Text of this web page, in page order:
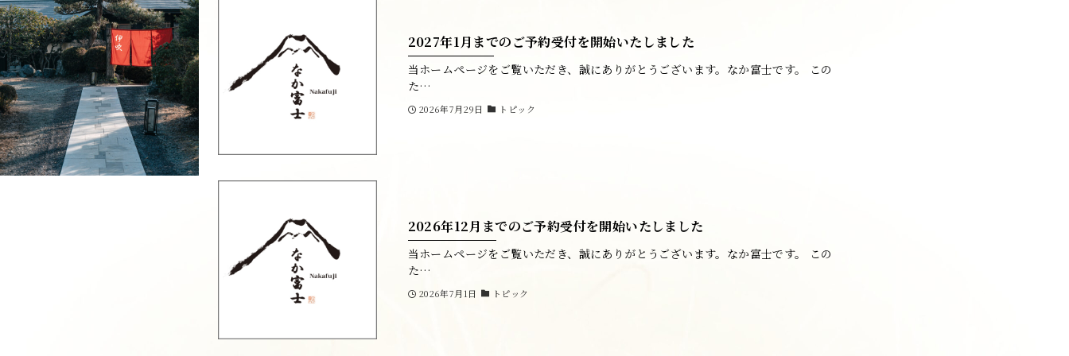
2027年1月までのご予約受付を開始いたしました
当ホームページをご覧いただき、誠にありがとうございます。なか富士です。 この
た…
2026年7月29日 トピック
2026年12月までのご予約受付を開始いたしました
当ホームページをご覧いただき、誠にありがとうございます。なか富士です。 この
た…
2026年7月1日 トピック